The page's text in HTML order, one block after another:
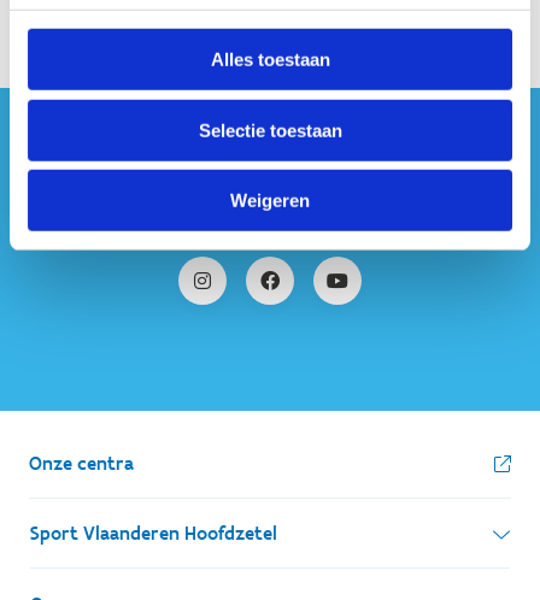
Alles toestaan
Selectie toestaan
Weigeren
#sportersbelevenmeer
ook op sociale media
Onze centra
Sport Vlaanderen Hoofdzetel
Simon Bolivarlaan 17